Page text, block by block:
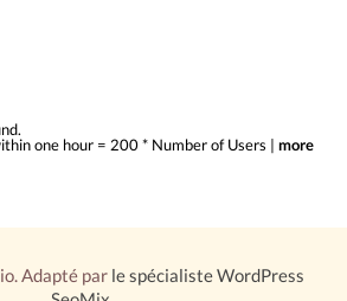
one hour = 200 * Number of Users | more
Adapté par le spécialiste WordPress